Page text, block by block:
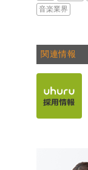
音楽業界
関連情報